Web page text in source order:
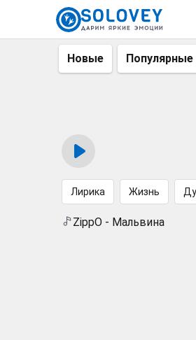
Новые Популярные
Лирика Жизнь
ZippO - Мальвина